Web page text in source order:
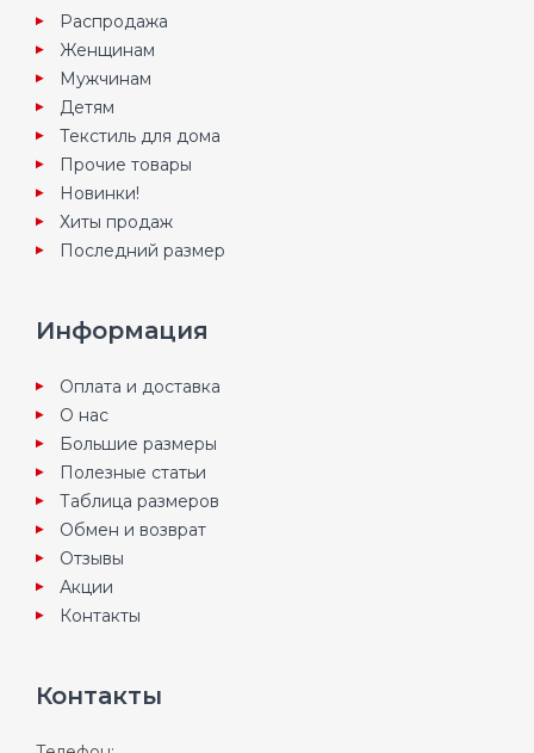
Распродажа
Женщинам
Мужчинам
Детям
Текстиль для дома
Прочие товары
Новинки!
Хиты продаж
Последний размер
Информация
Оплата и доставка
О нас
Большие размеры
Полезные статьи
Таблица размеров
Обмен и возврат
Отзывы
Акции
Контакты
Контакты